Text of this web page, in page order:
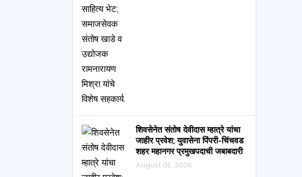
शिवसेनेत संतोष देवीदास म्हात्रे यांचा
जाहीर प्रवेश; युवासेना पिंपरी-चिंचवड
शहर महानगर प्रमुखपदाची जबाबदारी
August 01, 2026